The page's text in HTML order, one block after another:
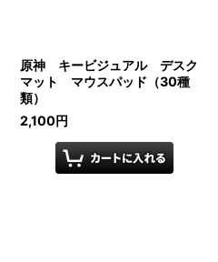
原神 キービジュアル デスク
マット マウスパッド（30種
類）
2,100円